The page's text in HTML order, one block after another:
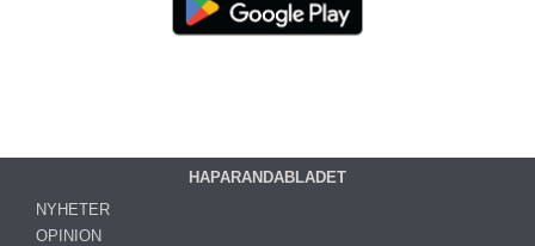
HAPARANDABLADET
NYHETER
OPINION